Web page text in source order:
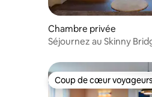
Chambre privée
Séjournez au Skinny
Coup de cœur voyageurs
Coup de cœur voyageurs